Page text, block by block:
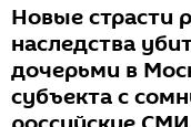
Новые страсти
наследства
дочерьми в
субъекта с